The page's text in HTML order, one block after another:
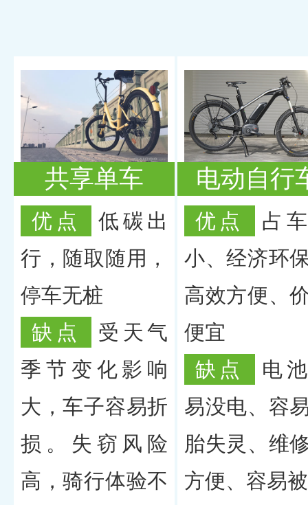
共享单车
优点
低碳出
行，随取随用，
停车无桩
缺点
受天气
季节变化影响
大，车子容易折
损。失窃风险
高，骑行体验不
电动自行
优点
占
小、经济环
高效方便、
便宜
缺点
电
易没电、容
胎失灵、维
方便、容易